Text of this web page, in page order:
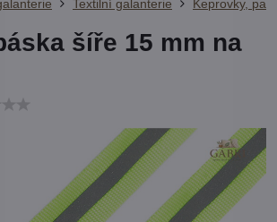
Textilní galanterie Keprovky,
šíře 15 mm na